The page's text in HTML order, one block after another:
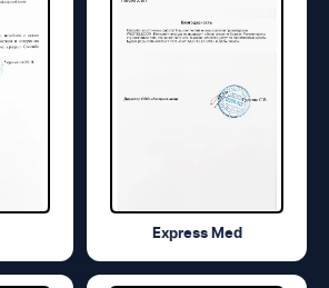
Express Med